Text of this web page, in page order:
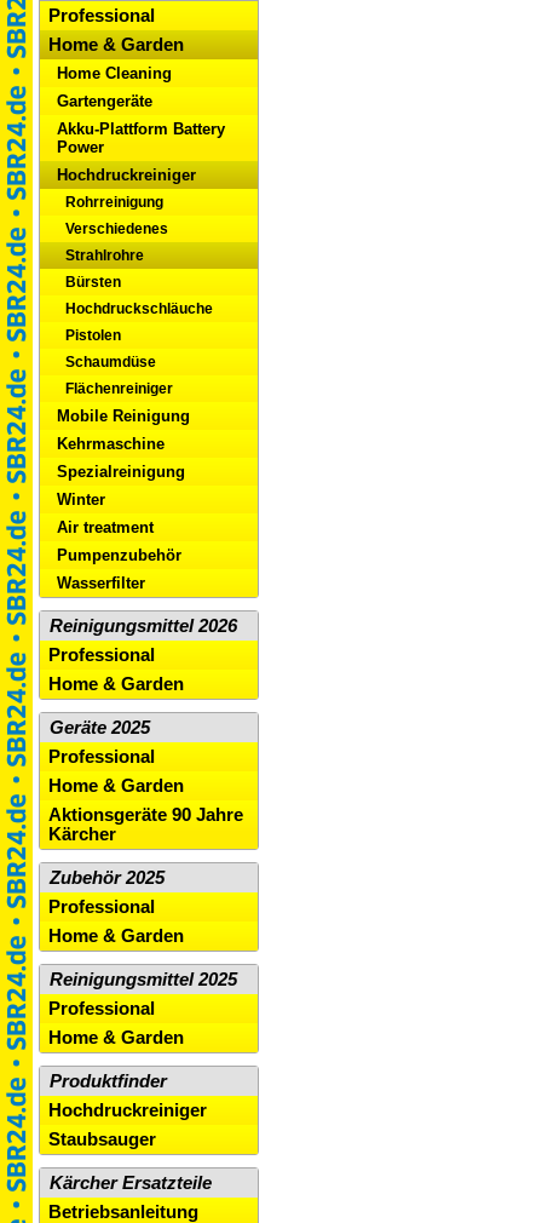
Professional
Home & Garden
Home Cleaning
Gartengeräte
Akku-Plattform Battery
Power
Hochdruckreiniger
Rohrreinigung
Verschiedenes
Strahlrohre
Bürsten
Hochdruckschläuche
Pistolen
Schaumdüse
Flächenreiniger
Mobile Reinigung
Kehrmaschine
Spezialreinigung
Winter
Air treatment
Pumpenzubehör
Wasserfilter
Reinigungsmittel 2026
Professional
Home & Garden
Geräte 2025
Professional
Home & Garden
Aktionsgeräte 90 Jahre
Kärcher
Zubehör 2025
Professional
Home & Garden
Reinigungsmittel 2025
Professional
Home & Garden
Produktfinder
Hochdruckreiniger
Staubsauger
Kärcher Ersatzteile
Betriebsanleitung